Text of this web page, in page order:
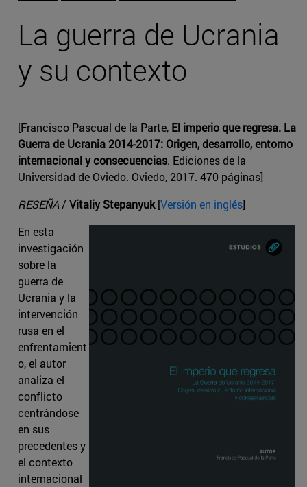
La guerra de Ucrania
y su contexto
[Francisco Pascual de la Parte, El imperio que regresa. La
Guerra de Ucrania 2014-2017: Origen, desarrollo, entorno
internacional y consecuencias. Ediciones de la
Universidad de Oviedo. Oviedo, 2017. 470 páginas]
RESEÑA / Vitaliy Stepanyuk[Versión en inglés]
En esta
investigación
sobre la
guerra de
Ucrania y la
intervención
rusa en el
enfrentamient
o, el autor
analiza el
conflicto
centrándose
en sus
precedentes y
el contexto
internacional